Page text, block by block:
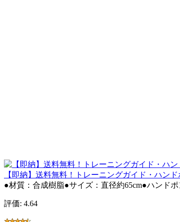
【即納】送料無料！トレーニングガイド・ハン
●材質：合成樹脂●サイズ：直径約65cm●ハンド
評価: 4.64